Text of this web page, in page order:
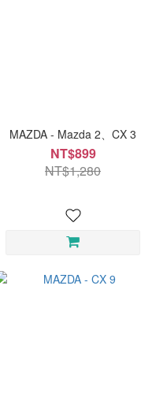
MAZDA - Mazda 2、CX 3
NT$899
NT$1,280